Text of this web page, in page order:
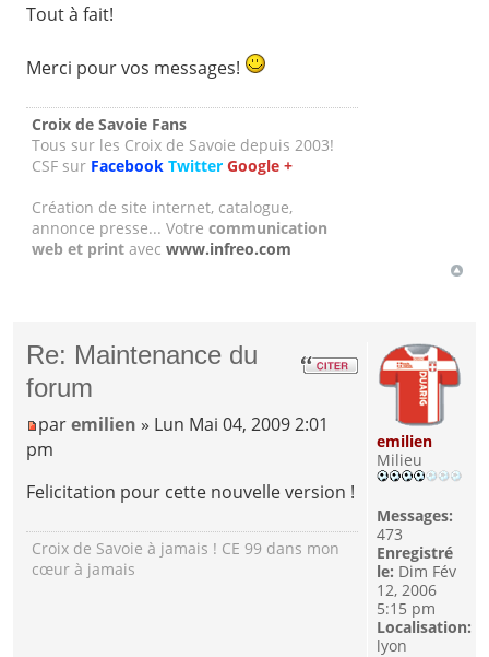
Tout à fait!
Merci pour vos messages!
Croix de Savoie Fans
Tous sur les Croix de Savoie depuis 2003!
CSF sur Facebook Twitter Google +
Création de site internet, catalogue,
annonce presse... Votrecommunication
web et print avecwww.infreo.com
Re: Maintenance du
forum
paremilien » Lun Mai 04, 2009 2:01
pm
Felicitation pour cette nouvelle version !
Croix de Savoie à jamais ! CE 99 dans mon
cœur à jamais
emilien
Milieu
Messages:
473
Enregistré
le: Dim Fév
12, 2006
5:15 pm
Localisation:
lyon